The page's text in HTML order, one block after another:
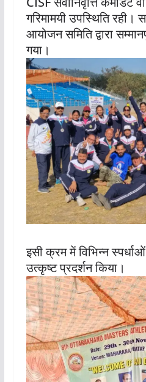
गरिमामयी उपस्थिति रही।
आयोजन समिति द्वारा
गया।
इसी क्रम में विभिन्न
उत्कृष्ट प्रदर्शन किया।